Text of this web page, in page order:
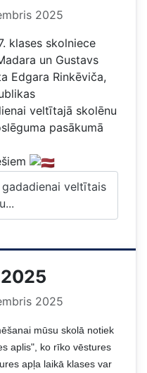
2025
klases skolniece
un Gustavs
Edgara Rinkēviča,
veltītajā skolēnu
pasākumā
veltītais
2025
mūsu skolā notiek
aplis", ko rīko vēstures
apļa laikā klases var